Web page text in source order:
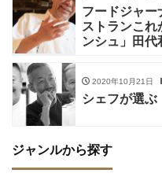
フードジャー
ストランこれ
ンシュ」田代
2020年10月21日
シェフが選
ジャンルから探す